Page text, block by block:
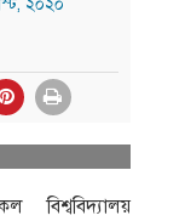
২০২০
বিশ্ববিদ্যালয়